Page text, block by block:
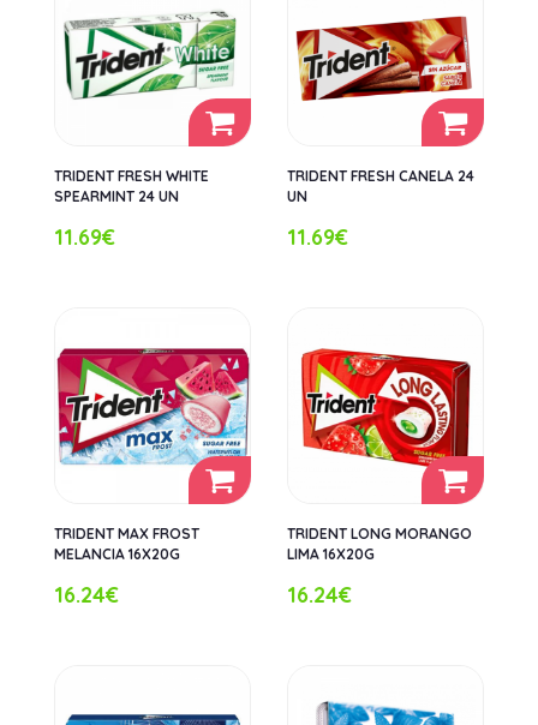
TRIDENT FRESH WHITE
SPEARMINT 24 UN
11.69€
TRIDENT FRESH CANELA 24
UN
11.69€
TRIDENT MAX FROST
MELANCIA 16X20G
16.24€
TRIDENT LONG MORANGO
LIMA 16X20G
16.24€